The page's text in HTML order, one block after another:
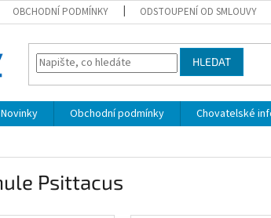
OBCHODNÍ PODMÍNKY ODSTOUPENÍ OD SMLOUVY
HLEDAT
Novinky Obchodní podmínky Chovatelské
Psittacus